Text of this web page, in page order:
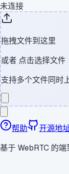
未连接
拖拽文件到这里
或者 点击选择文件
支持多个文件同时
帮助 开源地
基于 WebRTC 的